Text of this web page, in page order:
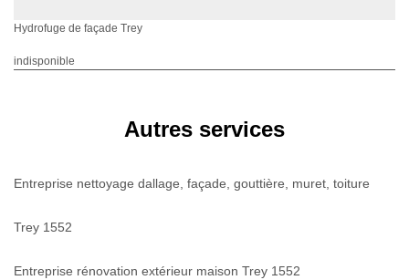
Hydrofuge de façade Trey
indisponible
Autres services
Entreprise nettoyage dallage, façade, gouttière, muret, toiture
Trey 1552
Entreprise rénovation extérieur maison Trey 1552